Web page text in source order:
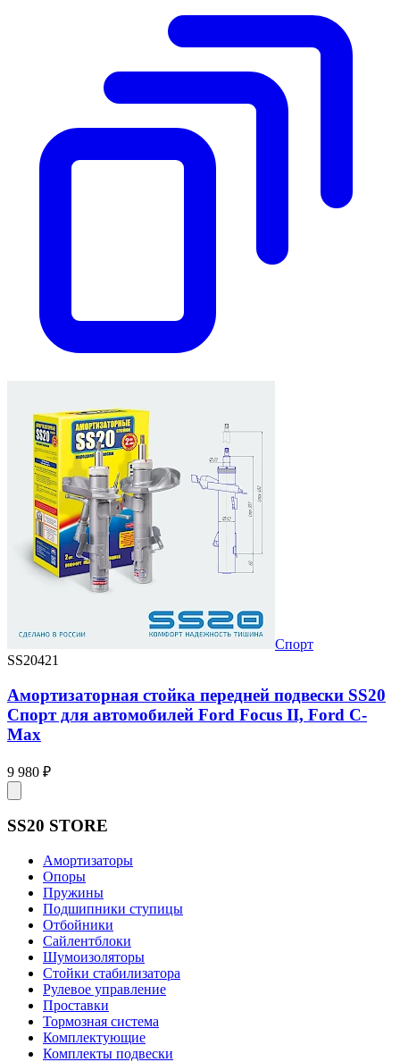
Спорт
SS20421
Амортизаторная стойка передней подвески SS20
Спорт для автомобилей Ford Focus II, Ford C-
Max
9 980 ₽
SS20 STORE
Амортизаторы
Опоры
Пружины
Подшипники ступицы
Отбойники
Сайлентблоки
Шумоизоляторы
Стойки стабилизатора
Рулевое управление
Проставки
Тормозная система
Комплектующие
Комплекты подвески